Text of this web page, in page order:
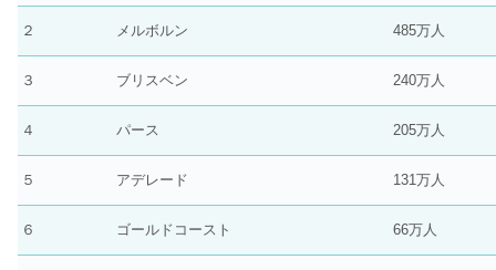
２ メルボルン 485万人
３ ブリスベン 240万人
４ パース 205万人
５ アデレード 131万人
６ ゴールドコースト 66万人